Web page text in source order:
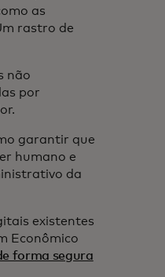
as
rastro de
não
por
garantir que
humano e
da
existentes
Econômico
forma segura